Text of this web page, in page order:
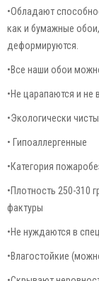
•Обладают
как и бумажные
деформируются.
•Все наши обои
•Не царапаются и не
•Экологически
• Гипоаллергенные
•Категория
•Плотность 250-310
фактуры
•Не нуждаются в
•Влагостойкие